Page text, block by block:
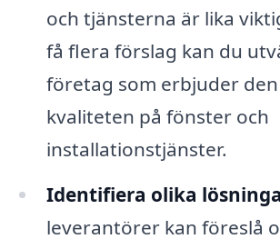
och tjänsterna är lika
få flera förslag kan du
företag som erbjuder
kvaliteten på fönster och
installationstjänster.
Identifiera olika
leverantörer kan föreslå